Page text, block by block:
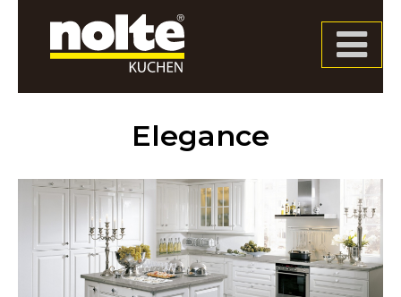
navigation
Elegance